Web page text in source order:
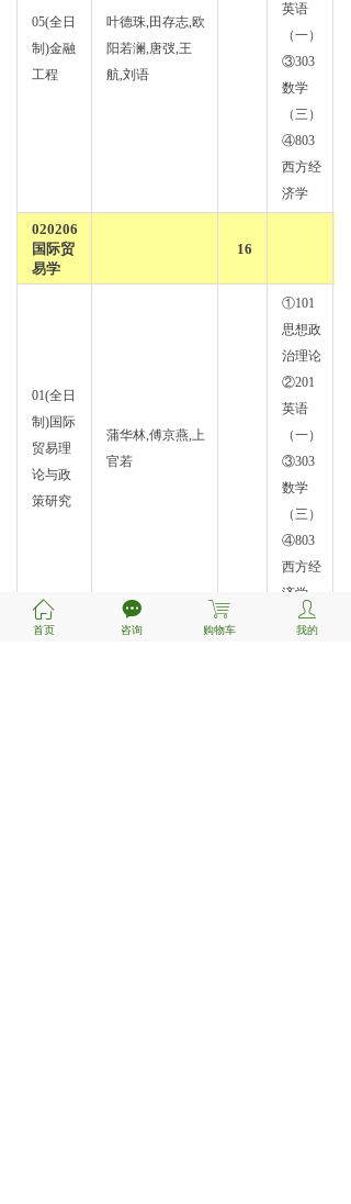
05(全日
制)金融
工程
叶德珠,田存志,欧
阳若澜,唐弢,王
航,刘语
英语
（一）
③303
数学
（三）
④803
西方经
济学
020206
国际贸
易学
16
01(全日
制)国际
贸易理
论与政
策研究
蒲华林,傅京燕,上
官若
①101
思想政
治理论
②201
英语
（一）
③303
数学
（三）
④803
西方经
济学
①101
ꀇ
首页
끁
咨询
ꁈ
购物车
ꄑ
我的